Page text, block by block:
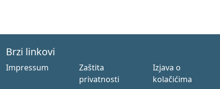
Brzi linkovi
Impressum
Zaštita
privatnosti
Izjava o
kolačićima